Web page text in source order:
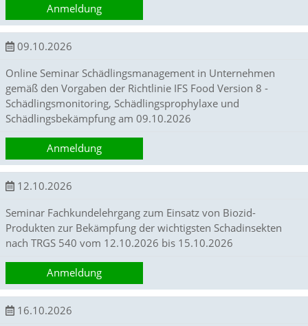
e
W
e
s
i
t
e
g
n
u
t
t
w
i
d
D
i
e
Anmeldung
09.10.2026
Online Seminar Schädlingsmanagement in Unternehmen
gemäß den Vorgaben der Richtlinie IFS Food Version 8 -
Schädlingsmonitoring, Schädlingsprophylaxe und
Schädlingsbekämpfung am 09.10.2026
Anmeldung
12.10.2026
Seminar Fachkundelehrgang zum Einsatz von Biozid-
Produkten zur Bekämpfung der wichtigsten Schadinsekten
nach TRGS 540 vom 12.10.2026 bis 15.10.2026
Anmeldung
16.10.2026